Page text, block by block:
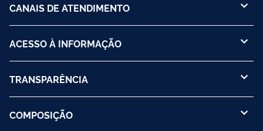
CANAIS DE ATENDIMENTO
ACESSO À INFORMAÇÃO
TRANSPARÊNCIA
COMPOSIÇÃO